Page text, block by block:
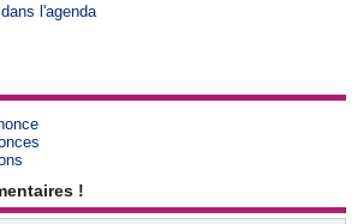
l'agenda
!